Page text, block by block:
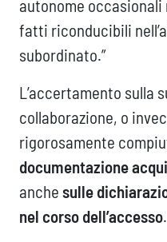
autonome
fatti riconducibili
subordinato.”
L’accertamento sulla
collaborazione, o
rigorosamente
documentazione
anche sulle
nel corso dell’accesso.